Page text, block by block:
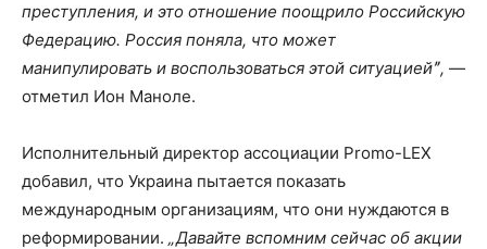
преступления, и это отношение поощрило Российскую
Федерацию. Россия поняла, что может
манипулировать и воспользоваться этой ситуациейˮ, —
отметил Ион Маноле.
Исполнительный директор ассоциации Promo-LEX
добавил, что Украина пытается показать
международным организациям, что они нуждаются в
реформировании. „Давайте вспомним сейчас об акции